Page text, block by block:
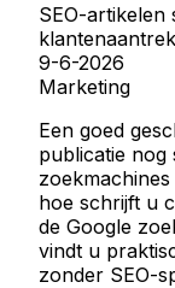
SEO-
9-6-2026
Marketing
Een goed
publicatie
hoe schrijft u
de Google
vindt u
zonder SEO-